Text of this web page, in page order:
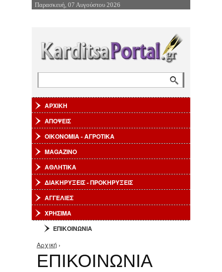
Επιστροφή στην Πλοήγηση
Παρασκευή, 07 Αυγούστου 2026
ΑΡΧΙΚΗ
ΑΠΟΨΕΙΣ
ΟΙΚΟΝΟΜΙΑ - ΑΓΡΟΤΙΚΑ
MAGAZINO
ΑΘΛΗΤΙΚΑ
ΔΙΑΚΗΡΥΞΕΙΣ - ΠΡΟΚΗΡΥΞΕΙΣ
ΑΓΓΕΛΙΕΣ
ΧΡΗΣΙΜΑ
ΕΠΙΚΟΙΝΩΝΙΑ
Είστε εδώ
Αρχική ›
ΕΠΙΚΟΙΝΩΝΙΑ